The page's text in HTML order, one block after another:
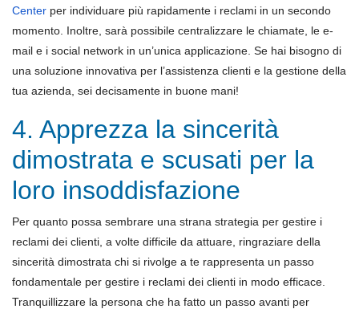
Center per individuare più rapidamente i reclami in un secondo
momento. Inoltre, sarà possibile centralizzare le chiamate, le e-
mail e i social network in un’unica applicazione. Se hai bisogno di
una soluzione innovativa per l’assistenza clienti e la gestione della
tua azienda, sei decisamente in buone mani!
4. Apprezza la sincerità
dimostrata e scusati per la
loro insoddisfazione
Per quanto possa sembrare una strana strategia per gestire i
reclami dei clienti, a volte difficile da attuare, ringraziare della
sincerità dimostrata chi si rivolge a te rappresenta un passo
fondamentale per gestire i reclami dei clienti in modo efficace.
Tranquillizzare la persona che ha fatto un passo avanti per